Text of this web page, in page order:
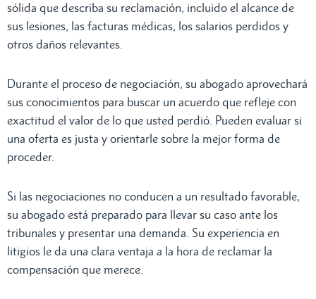
sólida que describa su reclamación, incluido el alcance de
sus lesiones, las facturas médicas, los salarios perdidos y
otros daños relevantes.
Durante el proceso de negociación, su abogado aprovechará
sus conocimientos para buscar un acuerdo que refleje con
exactitud el valor de lo que usted perdió. Pueden evaluar si
una oferta es justa y orientarle sobre la mejor forma de
proceder.
Si las negociaciones no conducen a un resultado favorable,
su abogado está preparado para llevar su caso ante los
tribunales y presentar una demanda. Su experiencia en
litigios le da una clara ventaja a la hora de reclamar la
compensación que merece.